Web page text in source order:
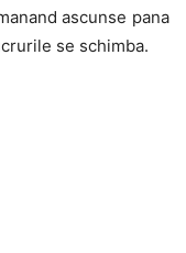
ascunse pana
se schimba.